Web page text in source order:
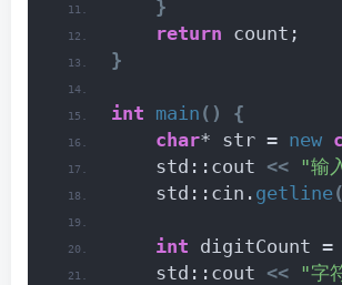
}
return count;
}
int main ()
{
char* str = new
    std::cout
<< "输
    std::cin.
getline(
int digitCount =
    std::cout
<< "字